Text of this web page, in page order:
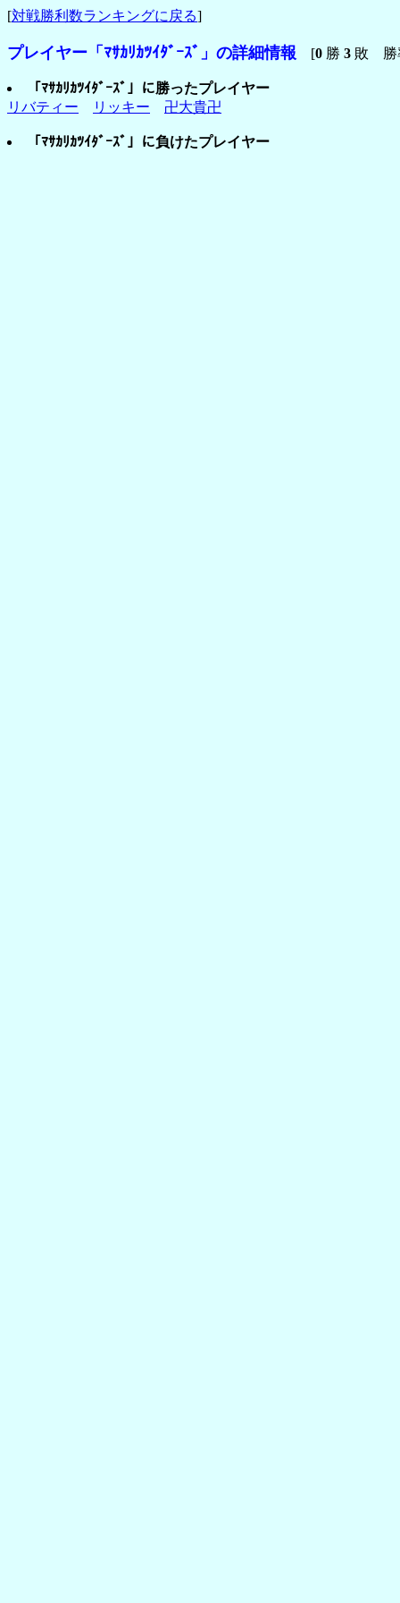
[対戦勝利数ランキングに戻る]
プレイヤー「ﾏｻｶﾘｶﾂｲﾀﾞｰｽﾞ」の詳細情報 [0 勝 3 敗 勝
「ﾏｻｶﾘｶﾂｲﾀﾞｰｽﾞ」に勝ったプレイヤー
リバティー
リッキー 卍大貴卍
「ﾏｻｶﾘｶﾂｲﾀﾞｰｽﾞ」に負けたプレイヤー